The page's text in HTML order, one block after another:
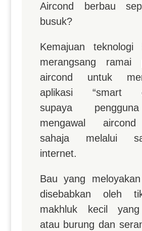
Aircond
berbau
busuk?
Kemajuan teknologi
merangsang ramai
aircond untuk
aplikasi “smart
supaya
mengawal
sahaja melalui
internet.
Bau yang
disebabkan oleh
makhluk kecil
atau burung dan